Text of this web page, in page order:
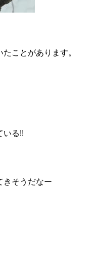
ことがあります。
いる!!
きそうだなー